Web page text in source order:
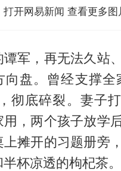
打开网易新闻 查看更多图
谭军，再无法久站
向盘。曾经支撑全
彻底碎裂。妻子
用，两个孩子放学
上摊开的习题册旁
杯凉透的枸杞茶。